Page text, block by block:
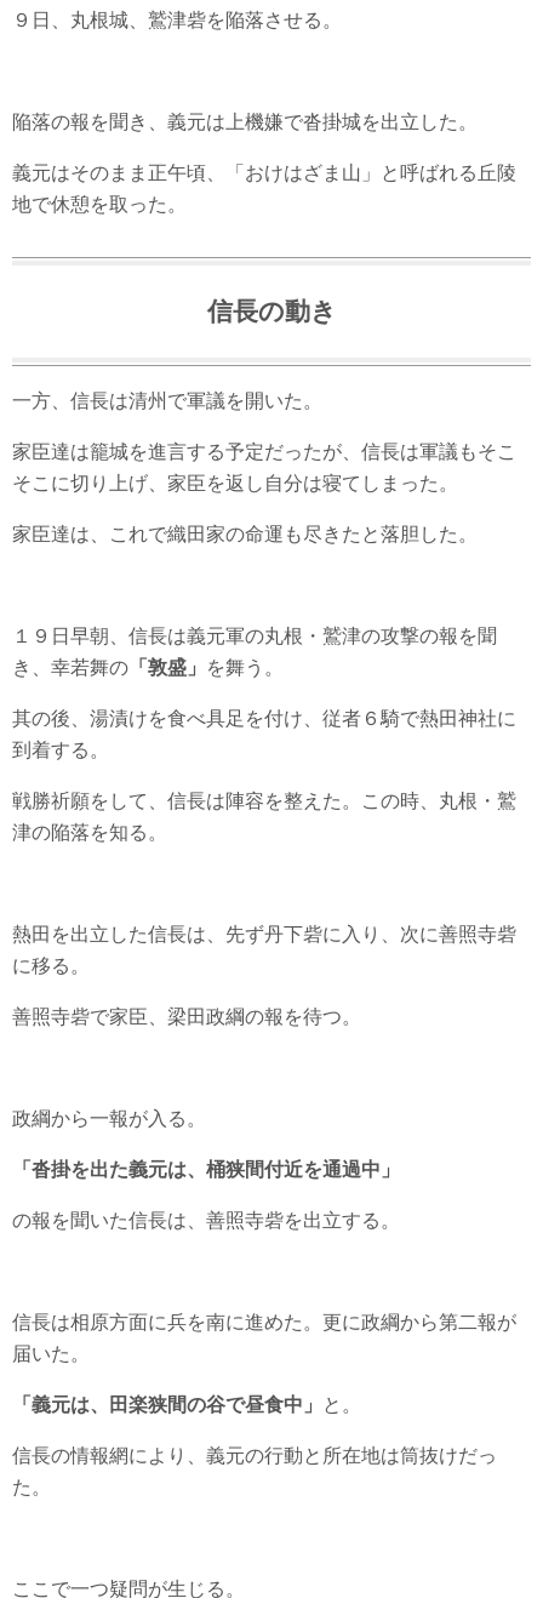
９日、丸根城、鷲津砦を陥落させる。
陥落の報を聞き、義元は上機嫌で沓掛城を出立した。
義元はそのまま正午頃、「おけはざま山」と呼ばれる丘陵
地で休憩を取った。
信長の動き
一方、信長は清州で軍議を開いた。
家臣達は籠城を進言する予定だったが、信長は軍議もそこ
そこに切り上げ、家臣を返し自分は寝てしまった。
家臣達は、これで織田家の命運も尽きたと落胆した。
１９日早朝、信長は義元軍の丸根・鷲津の攻撃の報を聞
き、幸若舞の 「敦盛」 を舞う。
其の後、湯漬けを食べ具足を付け、従者６騎で熱田神社に
到着する。
戦勝祈願をして、信長は陣容を整えた。この時、丸根・鷲
津の陥落を知る。
熱田を出立した信長は、先ず丹下砦に入り、次に善照寺砦
に移る。
善照寺砦で家臣、梁田政綱の報を待つ。
政綱から一報が入る。
「沓掛を出た義元は、桶狭間付近を通過中」
の報を聞いた信長は、善照寺砦を出立する。
信長は相原方面に兵を南に進めた。更に政綱から第二報が
届いた。
「義元は、田楽狭間の谷で昼食中」 と。
信長の情報網により、義元の行動と所在地は筒抜けだっ
た。
ここで一つ疑問が生じる。